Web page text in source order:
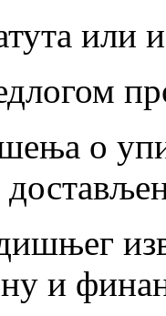
или
о
и